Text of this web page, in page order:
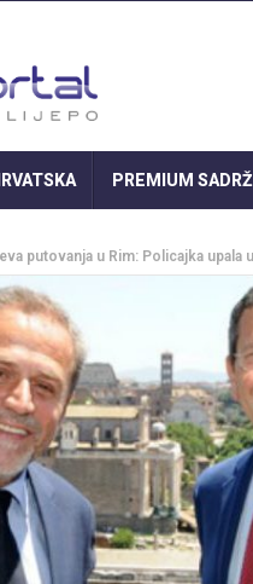
PREMIUM
putovanja u Rim: Policajka